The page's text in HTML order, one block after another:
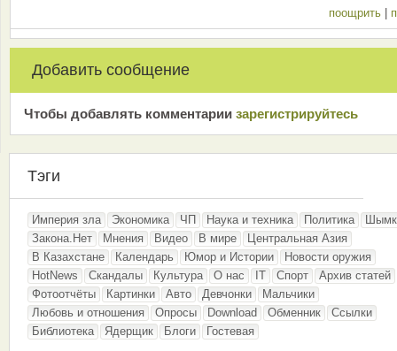
поощрить
Добавить сообщение
Чтобы добавлять комментарии зарeгиcтрирyйтeсь
Тэги
Империя зла Экономика ЧП Наука и техника Политика
Закона.Нет
Мнения Видео В мире
Центральная Азия
В Казахстане
Календарь Юмор и Истории
Новости оружия
HotNews
Скандалы Культура О нас IT Спорт
Архив статей
Фотоотчёты
Картинки Авто Девчонки
Мальчики
Любовь и отношения
Опросы Download Обменник
Ссылки
Библиотека
Ядерщик Блоги Гостевая